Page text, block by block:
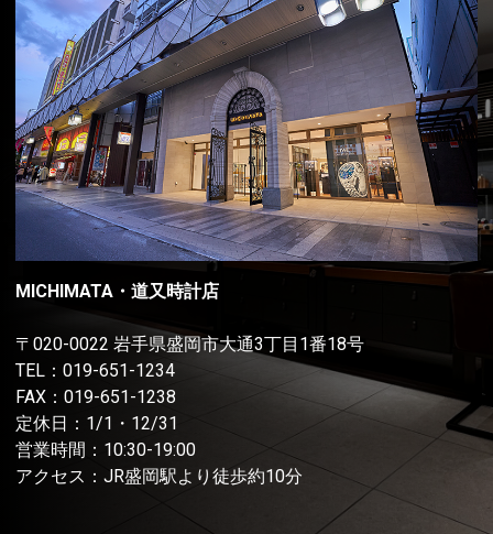
MICHIMATA・道又時計店
〒020-0022 岩手県盛岡市大通3丁目1番18号
TEL： 019-651-1234
FAX：019-651-1238
定休日：1/1・12/31
営業時間：10:30-19:00
アクセス：JR盛岡駅より徒歩約10分